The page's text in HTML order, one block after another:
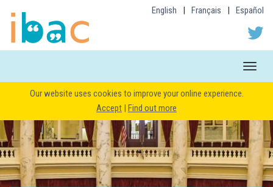
English | Français | Español
Toggle
Our website uses cookies to improve your online experience.
Accept | Find out more